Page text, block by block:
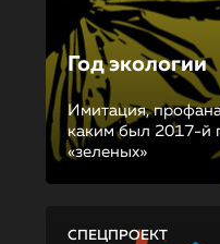
Год экологии
Имитация,
каким был 2017-й
«зеленых»
СПЕЦПРОЕКТ